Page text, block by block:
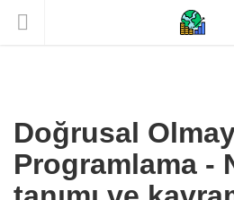
Doğrusal
Programlama -